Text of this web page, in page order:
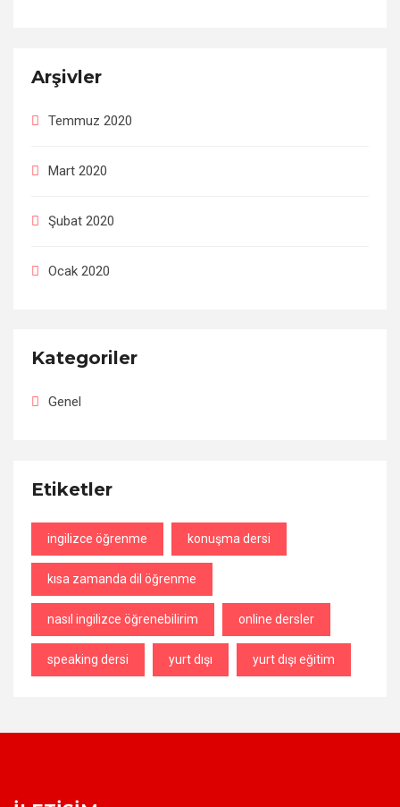
Arşivler
Temmuz 2020
Mart 2020
Şubat 2020
Ocak 2020
Kategoriler
Genel
Etiketler
ingilizce öğrenme konuşma dersi
kısa zamanda dil öğrenme
nasıl ingilizce öğrenebilirim online dersler
speaking dersi yurt dışı yurt dışı eğitim